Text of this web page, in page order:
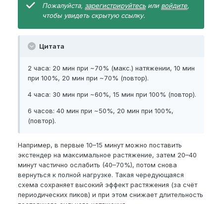
Пожалуйста, зарегистрируйтесьили войдите,
чтобы увидеть скрытую ссылку.
Цитата
2 часа: 20 мин при ~70% (макс.) натяжении, 10 мин
при 100%, 20 мин при ~70% (повтор).
4 часа: 30 мин при ~60%, 15 мин при 100% (повтор).
6 часов: 40 мин при ~50%, 20 мин при 100%,
(повтор).
Например, в первые 10–15 минут можно поставить
экстендер на максимальное растяжение, затем 20–40
минут частично ослабить (40–70%), потом снова
вернуться к полной нагрузке. Такая чередующаяся
схема сохраняет высокий эффект растяжения (за счёт
периодических пиков) и при этом снижает длительность